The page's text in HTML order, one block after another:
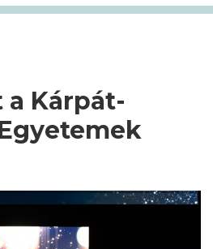
a Kárpát-